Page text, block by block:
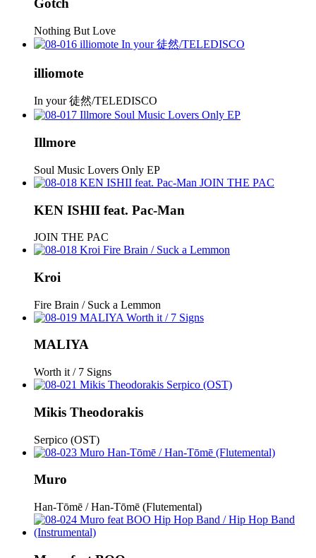
Gotch
Nothing But Love
illiomote
In your 徒然/TELEDISCO
Illmore
Soul Music Lovers Only EP
KEN ISHII feat. Pac-Man
JOIN THE PAC
Kroi
Fire Brain / Suck a Lemmon
MALIYA
Worth it / 7 Signs
Mikis Theodorakis
Serpico (OST)
Muro
Han-Tōmē / Han-Tōmē (Flutemental)